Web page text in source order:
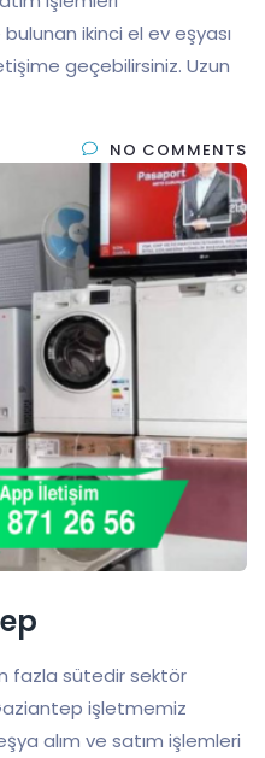
ikinci el ev eşyası
geçebilirsiniz. Uzun
NO COMMENTS
fazla sütedir sektör
işletmemiz
alım ve satım işlemleri